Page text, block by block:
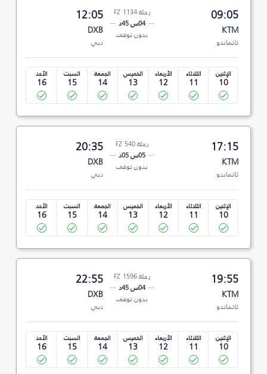
09:05
KTM
كاتماندو
رحلة FZ 1134
04س 45د
بدون توقف
12:05
DXB
دبي
الإثنين
10
الثلاثاء
11
الأربعاء
12
الخميس
13
الجمعة
14
السبت
15
الأحد
16
17:15
KTM
كاتماندو
رحلة FZ 540
05س 05د
بدون توقف
20:35
DXB
دبي
الإثنين
10
الثلاثاء
11
الأربعاء
12
الخميس
13
الجمعة
14
السبت
15
الأحد
16
19:55
KTM
كاتماندو
رحلة FZ 1596
04س 45د
بدون توقف
22:55
DXB
دبي
الإثنين
10
الثلاثاء
11
الأربعاء
12
الخميس
13
الجمعة
14
السبت
15
الأحد
16